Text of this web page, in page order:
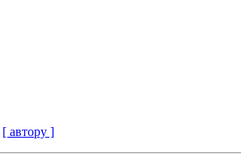
[ автору ]